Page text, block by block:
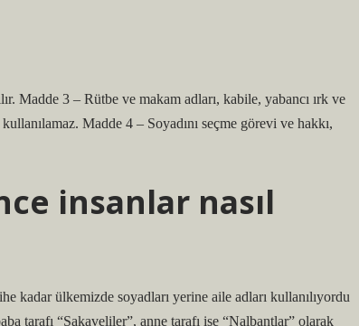
Madde 3 – Rütbe ve makam adları, kabile, yabancı ırk ve
Madde 4 – Soyadını seçme görevi ve hakkı,
insanlar nasıl
kadar ülkemizde soyadları yerine aile adları kullanılıyordu
tarafı “Sakaveliler”, anne tarafı ise “Nalbantlar” olarak